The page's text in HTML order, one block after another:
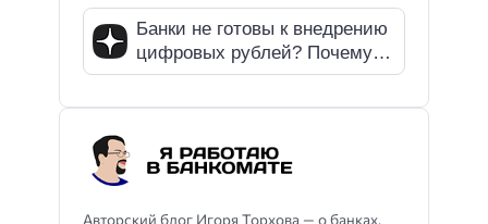
Авторский блог Игоря Торхова — о банках,
Банки не готовы к внедрению
цифровых рублей? Почему
СМИ ошибаются